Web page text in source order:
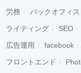
労務 バックオフィス
ライティング SEO
広告運用 facebook
フロントエンド